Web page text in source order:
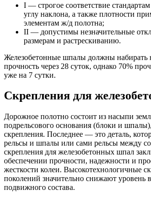
I — строгое соответствие
углу наклона, а также плотности
элементам ж/д полотна;
II — допустимы незначительные
размерам и растрескиванию.
Железобетонные шпалы должны набирать
прочность через 28 суток, однако 70%
уже на 7 сутки.
Скрепления для
Дорожное полотно состоит из насыпи
подрельсового основания (блоки и
скрепления. Последнее — это деталь,
рельсы и шпалы или сами рельсы между
скрепления для железобетонных шпал
обеспечении прочности, надежности и
жесткости колеи. Высокотехнологичные
поколений значительно снижают уровень
подвижного состава.